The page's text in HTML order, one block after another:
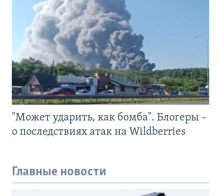
"Может ударить, как бомба". Блогеры –
о последствиях атак на Wildberries
Главные новости